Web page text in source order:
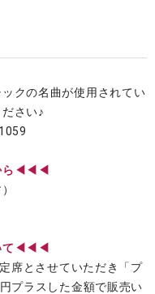
クの名曲が使用されてい
さい♪
ら◀◀◀
て◀◀◀
席とさせていただき「プ
プラスした金額で販売い